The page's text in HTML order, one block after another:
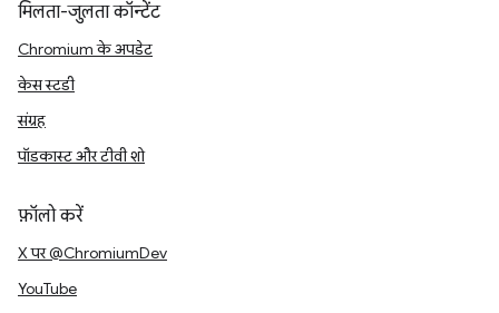
मिलता-जुलता कॉन्टेंट
Chromium के अपडेट
केस स्टडी
संग्रह
पॉडकास्ट और टीवी शो
फ़ॉलो करें
X पर @ChromiumDev
YouTube